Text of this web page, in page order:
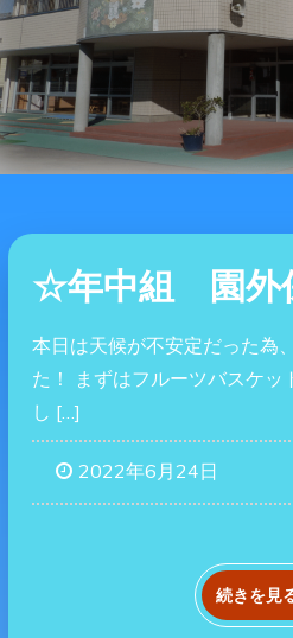
☆年中組 園
本日は天候が不安定だった為
た！ まずはフルーツバスケッ
し […]
2022年6月24日
続きを見